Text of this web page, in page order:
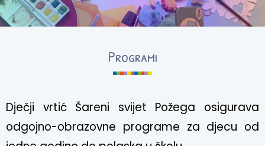
Programi
Dječji vrtić Šareni svijet Požega osigurava
odgojno-obrazovne programe za djecu od